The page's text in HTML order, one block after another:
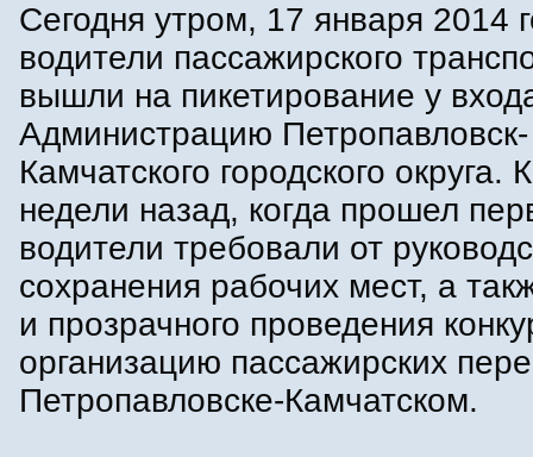
Сегодня утром, 17 января 2014
водители пассажирского
вышли на пикетирование у
Администрацию Петропавловск-
Камчатского городского округа.
недели назад, когда прошел
водители требовали от
сохранения рабочих мест, а
и прозрачного проведения
организацию пассажирских
Петропавловске-Камчатском.